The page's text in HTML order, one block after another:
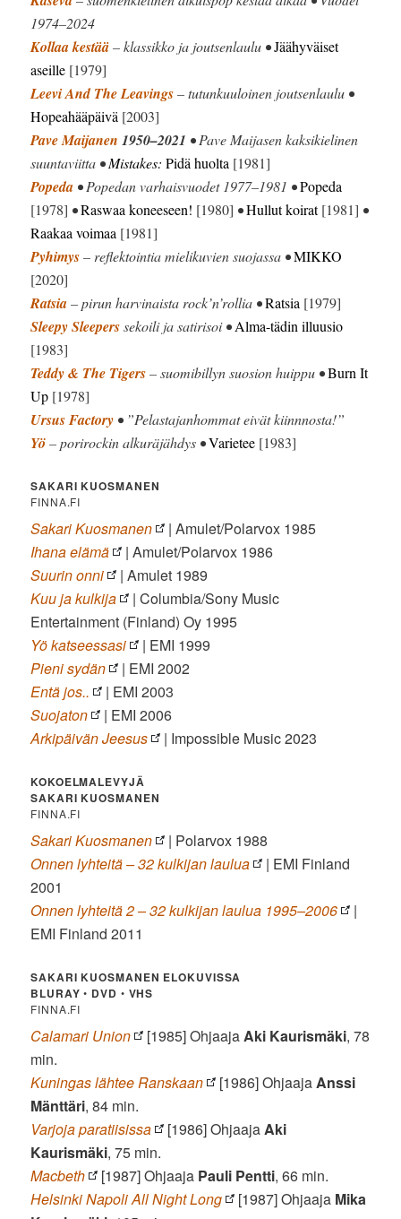
1974–2024
Kollaa kestää– klassikko ja joutsenlaulu •Jäähyväiset
aseille [1979]
Leevi And The Leavings– tutunkuuloinen joutsenlaulu •
Hopeahääpäivä [2003]
Pave Maijanen 1950–2021 • Pave Maijasen kaksikielinen
suuntaviitta •Mistakes:Pidä huolta [1981]
Popeda • Popedan varhaisvuodet 1977–1981 •Popeda
[1978] •Raswaa koneeseen! [1980] •Hullut koirat[1981] •
Raakaa voimaa [1981]
Pyhimys– reflektointia mielikuvien suojassa •MIKKO
[2020]
Ratsia– pirun harvinaista rock’n’rollia •Ratsia [1979]
Sleepy Sleeperssekoili ja satirisoi •Alma-tädin illuusio
[1983]
Teddy & The Tigers– suomibillyn suosion huippu •Burn It
Up [1978]
Ursus Factory • ”Pelastajanhommat eivät kiinnnosta!”
Yö– porirockin alkuräjähdys •Varietee [1983]
SAKARI KUOSMANEN
FINNA.FI
Sakari Kuosmanen
| Amulet/Polarvox 1985
Ihana elämä
| Amulet/Polarvox 1986
Suurin onni
| Amulet 1989
Kuu ja kulkija
| Columbia/Sony Music
Entertainment (Finland) Oy 1995
Yö katseessasi
| EMI 1999
Pieni sydän
| EMI 2002
Entä jos..
| EMI 2003
Suojaton
| EMI 2006
Arkipäivän Jeesus
| Impossible Music 2023
KOKOELMALEVYJÄ
SAKARI KUOSMANEN
FINNA.FI
Sakari Kuosmanen
| Polarvox 1988
Onnen lyhteitä – 32 kulkijan laulua
| EMI Finland
2001
Onnen lyhteitä 2 – 32 kulkijan laulua 1995–2006
|
EMI Finland 2011
SAKARI KUOSMANEN ELOKUVISSA
BLURAY • DVD • VHS
FINNA.FI
Calamari Union [1985] Ohjaaja Aki Kaurismäki, 78
min.
Kuningas lähtee Ranskaan
[1986] Ohjaaja Anssi
Mänttäri, 84 min.
Varjoja paratiisissa
[1986] Ohjaaja Aki
Kaurismäki, 75 min.
Macbeth
[1987] Ohjaaja Pauli Pentti, 66 min.
Helsinki Napoli All Night Long
[1987] Ohjaaja Mika